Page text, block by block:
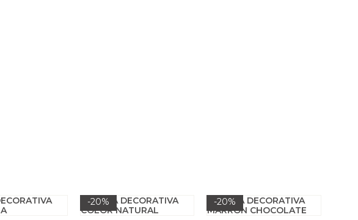
-20% -20%